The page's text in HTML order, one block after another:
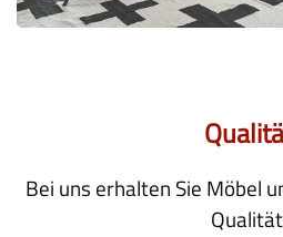
Bei uns erhalten Sie Möbel